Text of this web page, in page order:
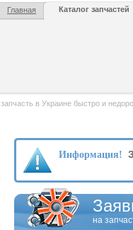
Главная Каталог запчастей
в Украине быстро и
Информация!
на